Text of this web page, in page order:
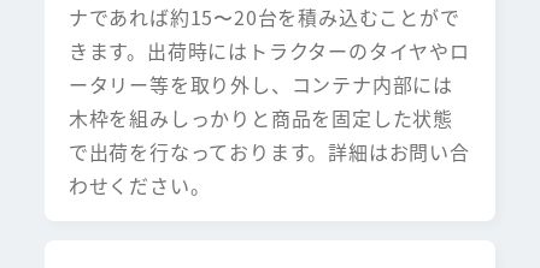
ナであれば約15〜20台を積み込むことがで
きます。出荷時にはトラクターのタイヤやロ
ータリー等を取り外し、コンテナ内部には
木枠を組みしっかりと商品を固定した状態
で出荷を行なっております。詳細はお問い合
わせください。